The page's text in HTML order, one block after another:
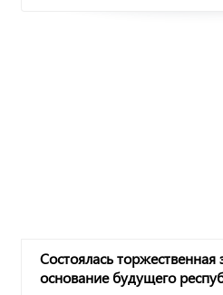
Состоялась торжественная
основание будущего